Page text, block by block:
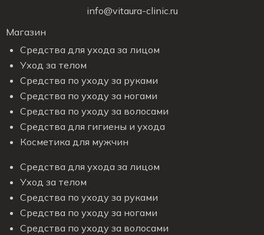
info@vitaura-clinic.ru
Магазин
Средства для ухода за лицом
Уход за телом
Средства по уходу за руками
Средства по уходу за ногами
Средства по уходу за волосами
Средства для гигиены и ухода
Косметика для мужчин
Средства для ухода за лицом
Уход за телом
Средства по уходу за руками
Средства по уходу за ногами
Средства по уходу за волосами